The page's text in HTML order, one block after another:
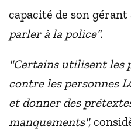
capacité de son gérant
parler à la police”.
"Certains utilisent les
contre les personnes
et donner des
manquements",